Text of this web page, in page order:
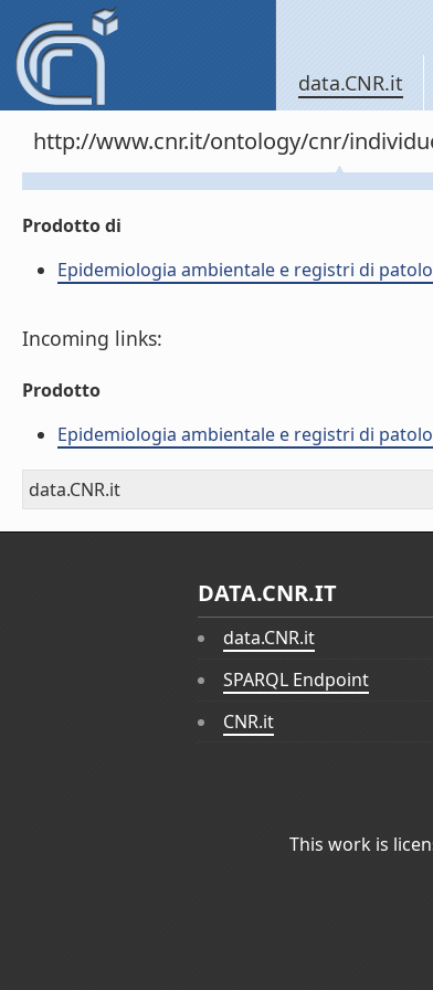
data.CNR.it
http://www.cnr.it/ontology/cnr/
Prodotto di
Epidemiologia ambientale e registri di
Incoming links:
Prodotto
Epidemiologia ambientale e registri di
data.CNR.it
DATA.CNR.IT
data.CNR.it
SPARQL Endpoint
CNR.it
This work is